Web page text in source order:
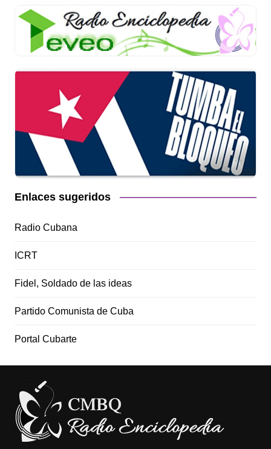
Enlaces sugeridos
Radio Cubana
ICRT
Fidel, Soldado de las ideas
Partido Comunista de Cuba
Portal Cubarte